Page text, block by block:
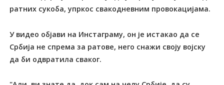
ратних сукоба, упркос свакодневним провокацијама.
У видео објави на Инстаграму, он је истакао да се
Србија не спрема за ратове, него снажи своју војску
да би одвратила сваког.